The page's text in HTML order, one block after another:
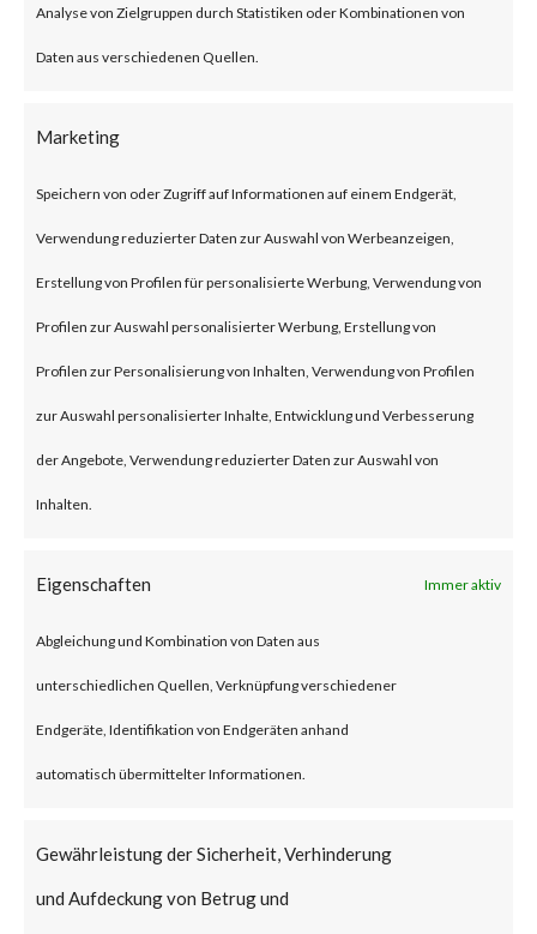
Analyse von Zielgruppen durch Statistiken oder Kombinationen von
Daten aus verschiedenen Quellen.
Marketing
Speichern von oder Zugriff auf Informationen auf einem Endgerät,
Verwendung reduzierter Daten zur Auswahl von Werbeanzeigen,
Erstellung von Profilen für personalisierte Werbung, Verwendung von
Profilen zur Auswahl personalisierter Werbung, Erstellung von
Profilen zur Personalisierung von Inhalten, Verwendung von Profilen
zur Auswahl personalisierter Inhalte, Entwicklung und Verbesserung
der Angebote, Verwendung reduzierter Daten zur Auswahl von
Inhalten.
Eigenschaften Immer aktiv
Abgleichung und Kombination von Daten aus
unterschiedlichen Quellen, Verknüpfung verschiedener
Endgeräte, Identifikation von Endgeräten anhand
automatisch übermittelter Informationen.
Gewährleistung der Sicherheit, Verhinderung
und Aufdeckung von Betrug und
traditional OS-based security
solutions start.Also, BlackLotus
advertised and sold in
underground forums as such use
of BlackLotus will likely increase
in attacks.What is BlackLotus?
BlackLotus is a malware that
can bypass UEFI Secure Boot
feature to install itself and
deploys a backdoor that allows
an attacker to remotely control
remote commands.BlackLotus
leverages CVE-2022-21894
(Secure Boot Security Feature
Bypass vulnerability) to bypass
UEFI Secure Boot. While the
Microsoft in regular Patch
Tuesday January 2022,